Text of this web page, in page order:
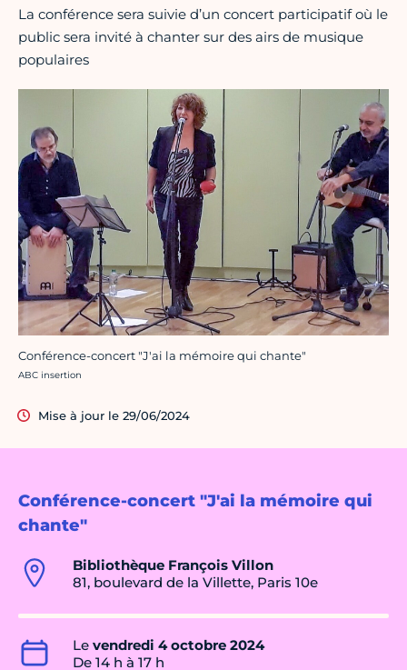
Conférence-concert "J'ai la mémoire qui
chante"
Bibliothèque François Villon
81, boulevard de la Villette, Paris 10e
Le vendredi 4 octobre 2024
De 14 h à 17 h
La conférence sera suivie d’un concert participatif où le
public sera invité à chanter sur des airs de musique
populaires
Conférence-concert "J'ai la mémoire qui chante"
Crédit photo :
ABC insertion
Mise à jour le 29/06/2024